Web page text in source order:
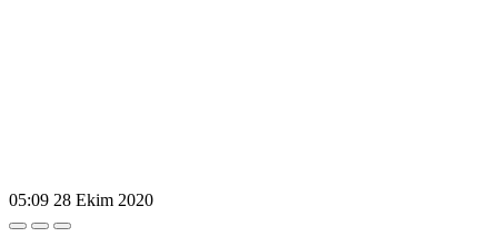
05:09 28 Ekim 2020